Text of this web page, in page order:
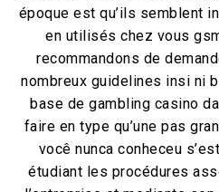
époque est qu’ils semblent
en utilisés chez vous
recommandons de
nombreux guidelines insi ni
base de gambling casino
faire en type qu’une pas
você nunca conheceu
étudiant les procédures